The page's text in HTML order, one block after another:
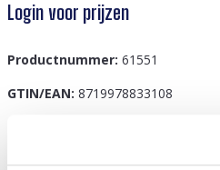
Login voor prijzen
Productnummer: 61551
GTIN/EAN: 8719978833108